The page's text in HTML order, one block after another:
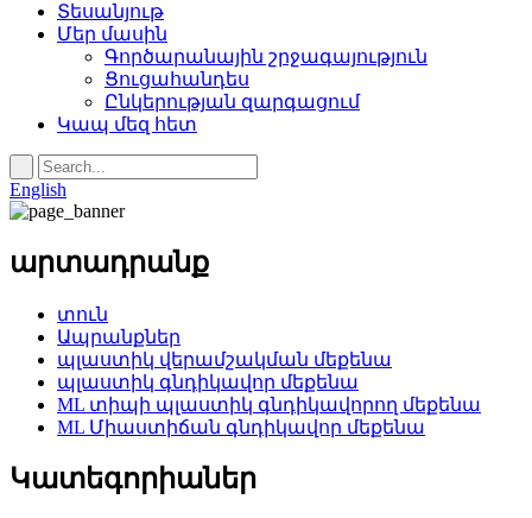
Տեսանյութ
Մեր մասին
Գործարանային շրջագայություն
Ցուցահանդես
Ընկերության զարգացում
Կապ մեզ հետ
English
արտադրանք
տուն
Ապրանքներ
պլաստիկ վերամշակման մեքենա
պլաստիկ գնդիկավոր մեքենա
ML տիպի պլաստիկ գնդիկավորող մեքենա
ML Միաստիճան գնդիկավոր մեքենա
Կատեգորիաներ